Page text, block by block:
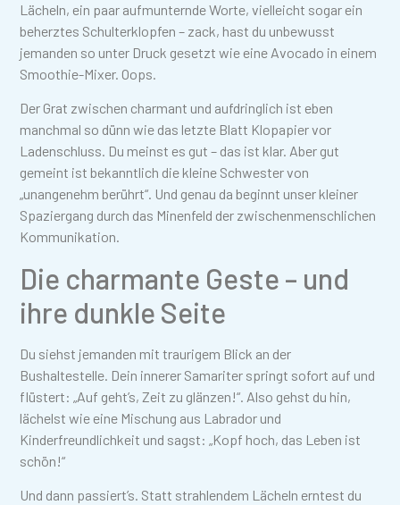
Lächeln, ein paar aufmunternde Worte, vielleicht sogar ein
beherztes Schulterklopfen – zack, hast du unbewusst
jemanden so unter Druck gesetzt wie eine Avocado in einem
Smoothie-Mixer. Oops.
Der Grat zwischen charmant und aufdringlich ist eben
manchmal so dünn wie das letzte Blatt Klopapier vor
Ladenschluss. Du meinst es gut – das ist klar. Aber gut
gemeint ist bekanntlich die kleine Schwester von
„unangenehm berührt“. Und genau da beginnt unser kleiner
Spaziergang durch das Minenfeld der zwischenmenschlichen
Kommunikation.
Die charmante Geste – und
ihre dunkle Seite
Du siehst jemanden mit traurigem Blick an der
Bushaltestelle. Dein innerer Samariter springt sofort auf und
flüstert: „Auf geht’s, Zeit zu glänzen!“. Also gehst du hin,
lächelst wie eine Mischung aus Labrador und
Kinderfreundlichkeit und sagst: „Kopf hoch, das Leben ist
schön!“
Und dann passiert’s. Statt strahlendem Lächeln erntest du